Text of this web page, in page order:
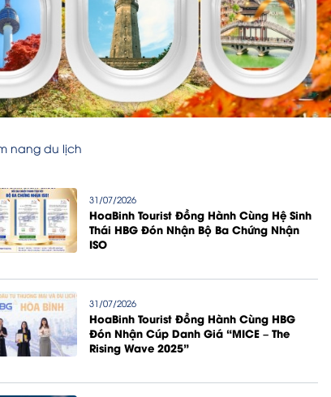
nang du lịch
31/07/2026
HoaBinh Tourist Đồng Hành Cùng Hệ Sinh
Thái HBG Đón Nhận Bộ Ba Chứng Nhận
ISO
31/07/2026
HoaBinh Tourist Đồng Hành Cùng HBG
Đón Nhận Cúp Danh Giá “MICE – The
Rising Wave 2025”